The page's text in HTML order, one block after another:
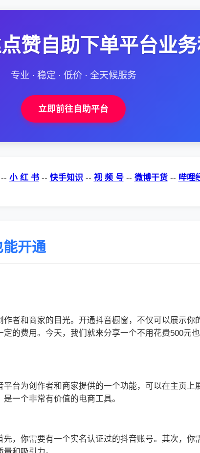
赞自助下单平台业务
专业 · 稳定 · 低价 · 全天候服务
立即前往自助平台
-- 小 红 书 -- 快手知识 -- 视 频 号 -- 微博干货 -- 哔哩
开通
者和商家的目光。开通抖音橱窗，不仅可以展示你
的费用。今天，我们就来分享一个不用花费500元
台为创作者和商家提供的一个功能，可以在主页上
一个非常有价值的电商工具。
，你需要有一个实名认证过的抖音账号。其次，你